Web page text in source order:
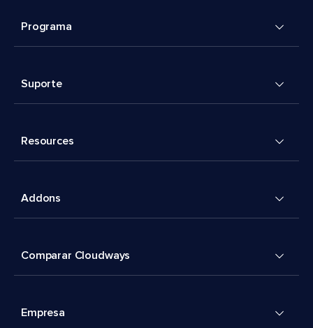
Programa
Suporte
Resources
Addons
Comparar Cloudways
Empresa